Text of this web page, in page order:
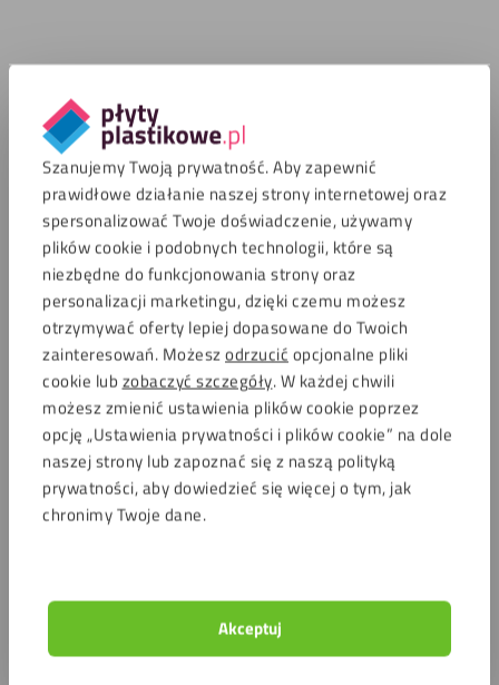
Szanujemy Twoją prywatność. Aby zapewnić
prawidłowe działanie naszej strony internetowej oraz
spersonalizować Twoje doświadczenie, używamy
plików cookie i podobnych technologii, które są
niezbędne do funkcjonowania strony oraz
personalizacji marketingu, dzięki czemu możesz
otrzymywać oferty lepiej dopasowane do Twoich
zainteresowań. Możesz odrzucić opcjonalne pliki
cookie lub zobaczyć szczegóły. W każdej chwili
możesz zmienić ustawienia plików cookie poprzez
opcję „Ustawienia prywatności i plików cookie” na dole
naszej strony lub zapoznać się z naszą polityką
prywatności, aby dowiedzieć się więcej o tym, jak
chronimy Twoje dane.
Akceptuj